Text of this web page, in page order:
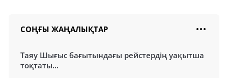
СОҢҒЫ ЖАҢАЛЫҚТАР
Таяу Шығыс бағытындағы рейстердің уақытша
тоқтаты...